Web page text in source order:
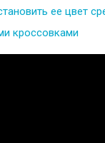
ее цвет
кроссовками